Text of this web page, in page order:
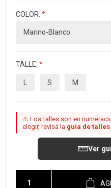
COLOR: *
TALLE: *
L S M
⚠ Los talles son en
elegir, revisá la guía de talles
Ver